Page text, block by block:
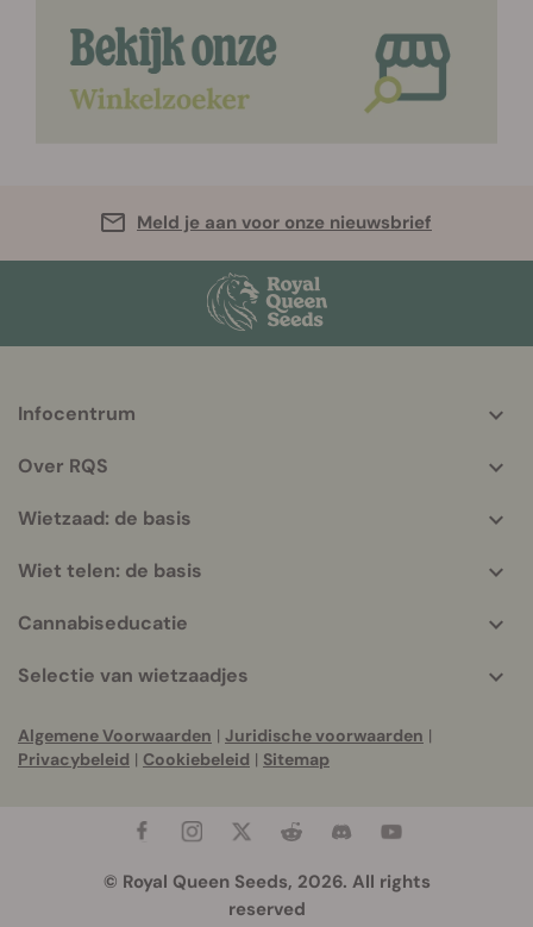
Meld je aan voor onze nieuwsbrief
More
info
Infocentrum
Over RQS
Wietzaad: de basis
Wiet telen: de basis
Cannabiseducatie
Selectie van wietzaadjes
Algemene Voorwaarden | Juridische voorwaarden |
Privacybeleid | Cookiebeleid | Sitemap
© Royal Queen Seeds, 2026. All rights
reserved